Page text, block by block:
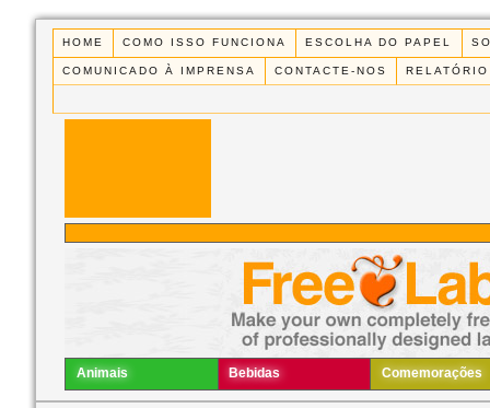
HOME COMO ISSO FUNCIONA ESCOLHA DO PAPEL
COMUNICADO À IMPRENSA CONTACTE-NOS
Animais Bebidas Comemorações